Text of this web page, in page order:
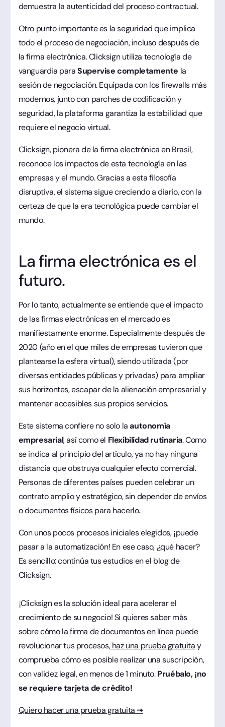
demuestra la autenticidad del proceso contractual.
Otro punto importante es la seguridad que implica
todo el proceso de negociación, incluso después de
la firma electrónica. Clicksign utiliza tecnología de
vanguardia paraSupervise completamente la
sesión de negociación. Equipada con los firewalls más
modernos, junto con parches de codificación y
seguridad, la plataforma garantiza la estabilidad que
requiere el negocio virtual.
Clicksign, pionera de la firma electrónica en Brasil,
reconoce los impactos de esta tecnología en las
empresas y el mundo. Gracias a esta filosofía
disruptiva, el sistema sigue creciendo a diario, con la
certeza de que la era tecnológica puede cambiar el
mundo.
La firma electrónica es el
futuro.
Por lo tanto, actualmente se entiende que el impacto
de las firmas electrónicas en el mercado es
manifiestamente enorme. Especialmente después de
2020 (año en el que miles de empresas tuvieron que
plantearse la esfera virtual), siendo utilizada (por
diversas entidades públicas y privadas) para ampliar
sus horizontes, escapar de la alienación empresarial y
mantener accesibles sus propios servicios.
Este sistema confiere no solo laautonomía
empresarial, así como el Flexibilidad rutinaria. Como
se indica al principio del artículo, ya no hay ninguna
distancia que obstruya cualquier efecto comercial.
Personas de diferentes países pueden celebrar un
contrato amplio y estratégico, sin depender de envíos
o documentos físicos para hacerlo.
Con unos pocos procesos iniciales elegidos, ¡puede
pasar a la automatización! En ese caso, ¿qué hacer?
Es sencillo: continúa tus estudios en el blog de
Clicksign.
¡Clicksign es la solución ideal para acelerar el
crecimiento de su negocio! Si quieres saber más
sobre cómo la firma de documentos en línea puede
revolucionar tus procesos,haz una prueba gratuitay
comprueba cómo es posible realizar una suscripción,
con validez legal, en menos de 1 minuto.Pruébalo, ¡no
se requiere tarjeta de crédito!
Quiero hacer una prueba gratuita ➟